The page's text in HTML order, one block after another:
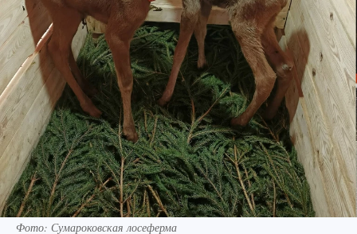
Фото: Сумароковская лосеферма